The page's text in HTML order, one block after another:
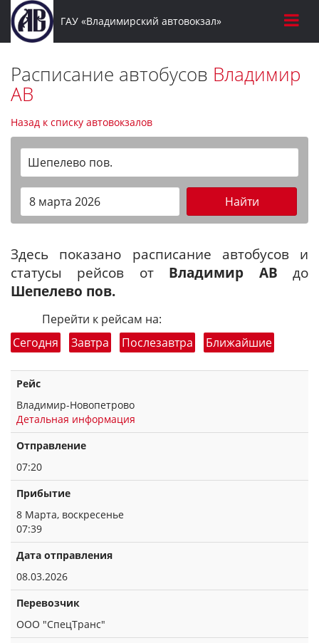
ГАУ «Владимирский автовокзал»
Расписание автобусов Владимир
АВ
Назад к списку автовокзалов
Шепелево пов.
Найти
Здесь показано расписание автобусов и
статусы рейсов от Владимир АВ до
Шепелево пов.
Перейти к рейсам на:
Сегодня
Завтра Послезавтра Ближайшие
Рейс
Владимир-Новопетрово
Детальная информация
Отправление
07:20
Прибытие
8 Марта, воскресенье
07:39
Дата отправления
08.03.2026
Перевозчик
ООО "СпецТранс"